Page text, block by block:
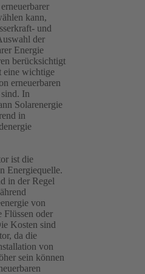
kann,
und
der
Energie
berücksichtigt
eine wichtige
erneuerbaren
In
Solarenergie
in
ist die
Energiequelle.
in der Regel
von
Flüssen oder
Kosten sind
da die
von
sein können